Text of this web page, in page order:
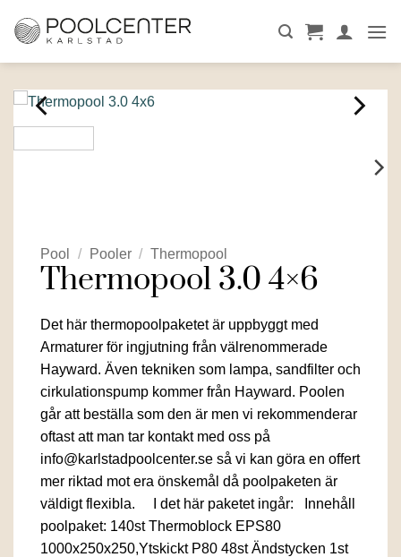
Pool / Pooler / Thermopool
Thermopool 3.0 4×6
Det här thermopoolpaketet är uppbyggt med
Armaturer för ingjutning från välrenommerade
Hayward. Även tekniken som lampa, sandfilter och
cirkulationspump kommer från Hayward. Poolen
går att beställa som den är men vi rekommenderar
oftast att man tar kontakt med oss på
info@karlstadpoolcenter.se så vi kan göra en offert
mer riktad mot era önskemål då poolpaketen är
väldigt flexibla. I det här paketet ingår: Innehåll
poolpaket: 140st Thermoblock EPS80
1000x250x250,Ytskickt P80 48st Ändstycken 1st